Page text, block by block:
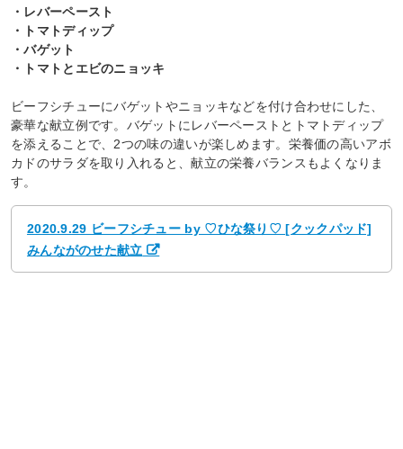
・レバーペースト
・トマトディップ
・バゲット
・トマトとエビのニョッキ
ビーフシチューにバゲットやニョッキなどを付け合わせにした、
豪華な献立例です。バゲットにレバーペーストとトマトディップ
を添えることで、2つの味の違いが楽しめます。栄養価の高いアボ
カドのサラダを取り入れると、献立の栄養バランスもよくなりま
す。
2020.9.29 ビーフシチュー by ♡ひな祭り♡ [クックパッド]
みんながのせた献立